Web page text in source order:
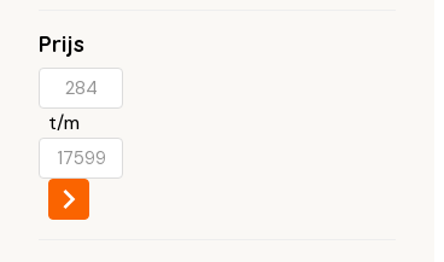
Prijs
t/m